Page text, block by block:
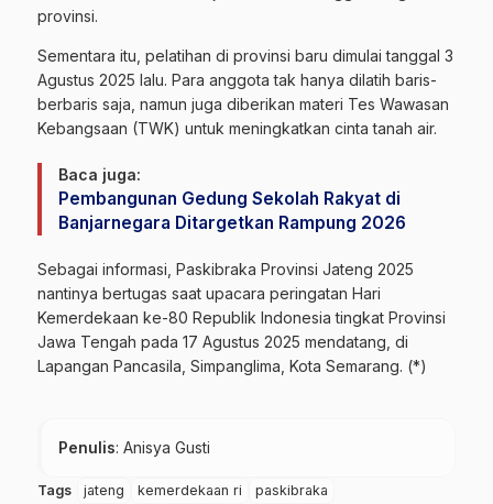
provinsi.
Sementara itu, pelatihan di provinsi baru dimulai tanggal 3
Agustus 2025 lalu. Para anggota tak hanya dilatih baris-
berbaris saja, namun juga diberikan materi Tes Wawasan
Kebangsaan (TWK) untuk meningkatkan cinta tanah air.
Baca juga:
Pembangunan Gedung Sekolah Rakyat di
Banjarnegara Ditargetkan Rampung 2026
Sebagai informasi, Paskibraka Provinsi Jateng 2025
nantinya bertugas saat upacara peringatan Hari
Kemerdekaan ke-80 Republik Indonesia tingkat Provinsi
Jawa Tengah pada 17 Agustus 2025 mendatang, di
Lapangan Pancasila, Simpanglima, Kota Semarang. (*)
Penulis: Anisya Gusti
Tags jateng kemerdekaan ri paskibraka